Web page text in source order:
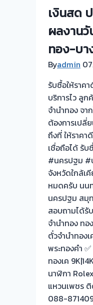
เงินสด
ผลงาน
ทอง-บา
Byadmin
รับซื้อให้ราค
บริการไว ลู
จำนำทอง จา
ต้องการเปลี่
ถึงที่ ให้ราค
เชื่อถือได้ รั
#นครปฐม #
จังหวัดใกล้เ
หมดครับ นน
นครปฐม สมุ
สอบถามได้รั
จำนำทอง ท
ตั๋วจำนำทอง
พระทองคำ
ทองเค
นาฬิกา
แหวนเพชร
088-